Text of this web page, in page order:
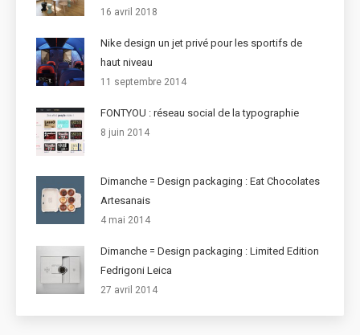
16 avril 2018
Nike design un jet privé pour les sportifs de
haut niveau
11 septembre 2014
FONTYOU : réseau social de la typographie
8 juin 2014
Dimanche = Design packaging : Eat Chocolates
Artesanais
4 mai 2014
Dimanche = Design packaging : Limited Edition
Fedrigoni Leica
27 avril 2014